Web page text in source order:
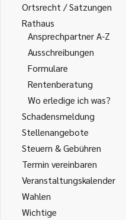
Ortsrecht / Satzungen
Rathaus
Ansprechpartner A-Z
Ausschreibungen
Formulare
Rentenberatung
Wo erledige ich was?
Schadensmeldung
Stellenangebote
Steuern & Gebühren
Termin vereinbaren
Veranstaltungskalender
Wahlen
Wichtige